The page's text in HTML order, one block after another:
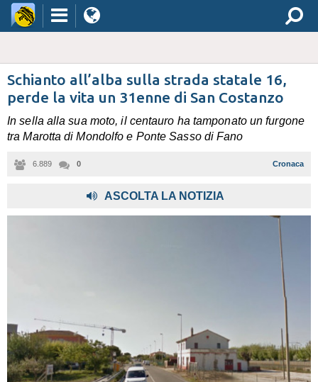
Schianto all’alba sulla strada statale 16,
perde la vita un 31enne di San Costanzo
In sella alla sua moto, il centauro ha tamponato un furgone
tra Marotta di Mondolfo e Ponte Sasso di Fano
6.889 0 Cronaca
ASCOLTA LA NOTIZIA